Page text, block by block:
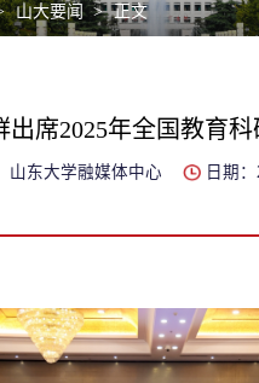
山大要闻 > 正文
出席2025年全国教育
山东大学融媒体中心 日期